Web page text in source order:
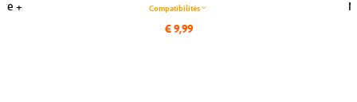
+
Compatibilités
€ 9,99